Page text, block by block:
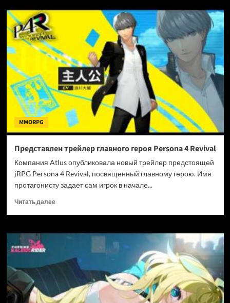
Brave
Frontier
Origin
анонсирована
под
лозунгом
возвращения
к
истокам
MMORPG
Представлен трейлер главного героя Persona 4 Revival
Компания Atlus опубликовала новый трейлер предстоящей
jRPG Persona 4 Revival, посвященный главному герою. Имя
протагонисту задает сам игрок в начале...
Читать далееПрочитать
героя
Revival